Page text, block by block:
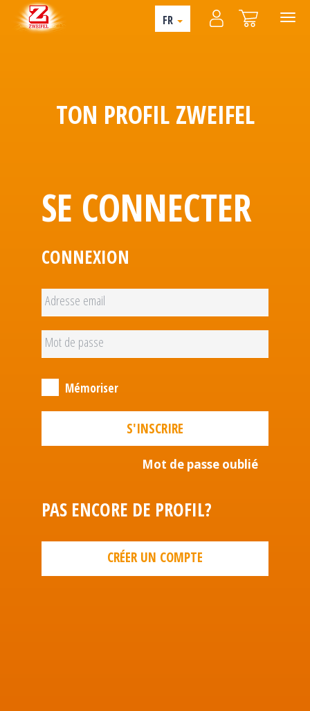
FR
TON PROFIL ZWEIFEL
SE CONNECTER
CONNEXION
Mémoriser
S'INSCRIRE
Mot de passe oublié
PAS ENCORE DE PROFIL?
CRÉER UN COMPTE